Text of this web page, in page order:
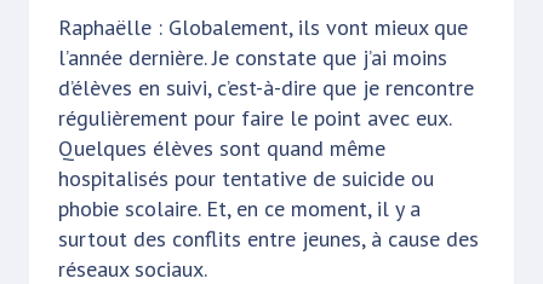
Raphaëlle : Globalement, ils vont mieux que
l’année dernière. Je constate que j’ai moins
d’élèves en suivi, c’est-à-dire que je rencontre
régulièrement pour faire le point avec eux.
Quelques élèves sont quand même
hospitalisés pour tentative de suicide ou
phobie scolaire. Et, en ce moment, il y a
surtout des conflits entre jeunes, à cause des
réseaux sociaux.